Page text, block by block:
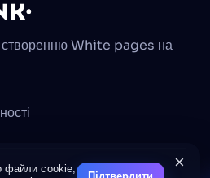
×
файли cookie,
Підтвердити
створенню White pages на